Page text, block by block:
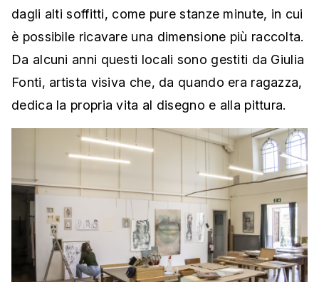
dagli alti soffitti, come pure stanze minute, in cui
è possibile ricavare una dimensione più raccolta.
Da alcuni anni questi locali sono gestiti da Giulia
Fonti, artista visiva che, da quando era ragazza,
dedica la propria vita al disegno e alla pittura.